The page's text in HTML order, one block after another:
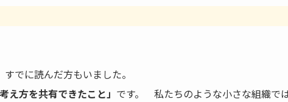
でに読んだ方もいました。
え方を共有できたこと」 です。 私たちのような小さな組織で